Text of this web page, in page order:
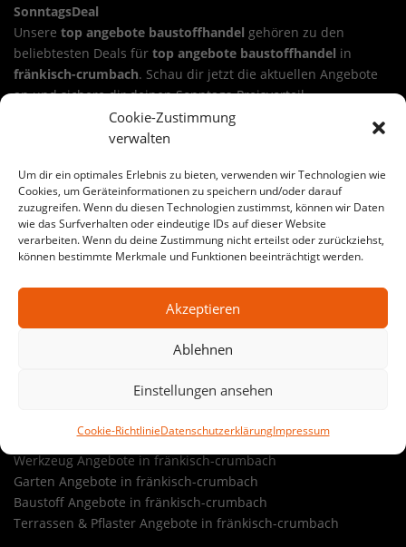
Cookie-Zustimmung
verwalten
Um dir ein optimales Erlebnis zu bieten, verwenden wir Technologien wie
Cookies, um Geräteinformationen zu speichern und/oder darauf
zuzugreifen. Wenn du diesen Technologien zustimmst, können wir Daten
wie das Surfverhalten oder eindeutige IDs auf dieser Website
verarbeiten. Wenn du deine Zustimmung nicht erteilst oder zurückziehst,
können bestimmte Merkmale und Funktionen beeinträchtigt werden.
Akzeptieren
Ablehnen
Einstellungen ansehen
Cookie-RichtlinieDatenschutzerklärungImpressum
SonntagsDeal
Unsere top angebote baustoffhandel gehören zu den
beliebtesten Deals für top angebote baustoffhandel in
fränkisch-crumbach. Schau dir jetzt die aktuellen Angebote
an und sichere dir deinen Sonntags-Preisvorteil.
Sichere dir ein Angebot aus unseren top angebote
baustoffhandel in fränkisch-crumbach
Wähle deinen Deal, lege ihn in den Warenkorb und nutze die
24-Stunden-Aktion. Viele Angebote sind ideal für
Renovierung, Haus & Garten, Werkstatt oder Baustelle.top
angebote baustoffhandelkann dabei je nach Warengruppe
variieren – von Werkzeug bis Baustoffe.
Große Auswahl an top angebote baustoffhandel-Angeboten
in fränkisch-crumbach
Auf SonntagsDeal findest du jede Woche wechselnde
. Egal ob Heimwerker-Projekt oder Profi-Baustelle:
Sonntags-Schnäppchen.
Werkzeug Angebote in fränkisch-crumbach
Garten Angebote in fränkisch-crumbach
Baustoff Angebote in fränkisch-crumbach
Terrassen & Pflaster Angebote in fränkisch-crumbach